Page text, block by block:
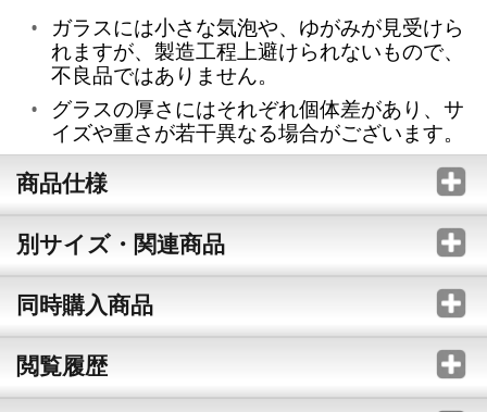
ガラスには小さな気泡や、ゆがみが見受けら
れますが、製造工程上避けられないもので、
不良品ではありません。
グラスの厚さにはそれぞれ個体差があり、サ
イズや重さが若干異なる場合がございます。
商品仕様
別サイズ・関連商品
同時購入商品
閲覧履歴